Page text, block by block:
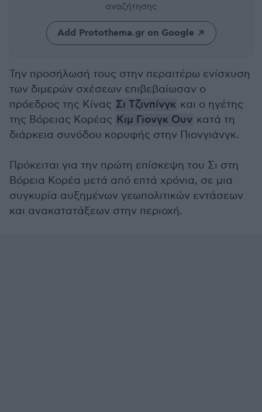
αναζήτησης
Add Protothema.gr on Google
Την προσήλωσή τους στην περαιτέρω ενίσχυση
των διμερών σχέσεων επιβεβαίωσαν ο
πρόεδρος της Κίνας Σι Τζινπίνγκ και ο ηγέτης
της Βόρειας Κορέας Κιμ Γιονγκ Ουν κατά τη
διάρκεια συνόδου κορυφής στην Πιονγιάνγκ.
Πρόκειται για την πρώτη επίσκεψη του Σι στη
Βόρεια Κορέα μετά από επτά χρόνια, σε μια
συγκυρία αυξημένων γεωπολιτικών εντάσεων
και ανακατατάξεων στην περιοχή.